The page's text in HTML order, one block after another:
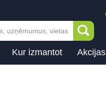
Kur izmantot Akcijas